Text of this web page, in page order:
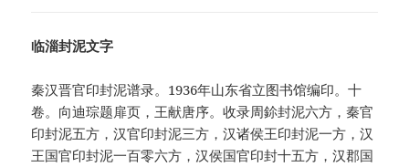
临淄封泥文字
秦汉晋官印封泥谱录。1936年山东省立图书馆编印。十
卷。向迪琮题扉页，王献唐序。收录周鉩封泥六方，秦官
印封泥五方，汉官印封泥三方，汉诸侯王印封泥一方，汉
王国官印封泥一百零六方，汉侯国官印封十五方，汉郡国